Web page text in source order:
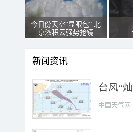
今日份天空“显眼包” 北
京浓积云强势抢镜
新闻资讯
台风“
中国天气网